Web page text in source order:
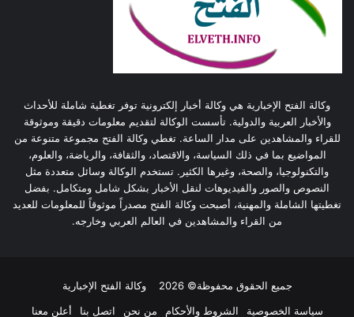
وكالة الفتح الإخبارية هي وكالة أخبار إلكترونية توفر تغطية شاملة للأحداث
والأخبار العربية والدولية. تأسست الوكالة لتقديم معلومات دقيقة وموثوقة
للقراء والمشاهدين على مدار الساعة. تغطي وكالة الفتح مجموعة متنوعة من
المواضيع بما في ذلك السياسة، والاقتصاد، والثقافة، والرياضة، والعلوم،
والتكنولوجيا، والصحة، وغيرها الكثير. تستخدم الوكالة وسائل متعددة مثل
النصوص والصور والفيديوهات لنقل الأخبار بشكل شامل ومتكامل. بفضل
تغطيتها الشاملة والمهنية، أصبحت وكالة الفتح مصدراً موثوقاً للمعلومات للعديد
من القراء والمشاهدين في العالم العربي وخارجه.
جميع الحقوق محفوظة© 2026
وكالة الفتح الإخبارية
سياسة الخصوصية
الشروط والأحكام من نحن اتصل بنا أعلن معنا